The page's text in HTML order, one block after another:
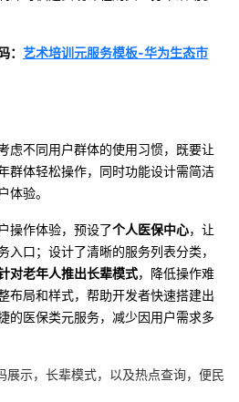
： 艺术培训元服务模板-华为生态市
虑不同用户群体的使用习惯，既要让
群体轻松操作，同时功能设计需简洁
体验。
操作体验，预设了个人医保中心，让
入口；设计了清晰的服务列表分类，
对老年人推出长辈模式，降低操作难
布局和样式，帮助开发者快速搭建出
的医保类元服务，减少因用户需求多
展示，长辈模式，以及热点查询，便民